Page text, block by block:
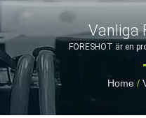
Vanliga
FORESHOT är en
Home /